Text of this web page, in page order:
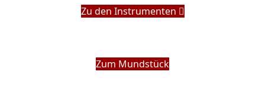
Zu den Instrumenten
Zum Mundstück